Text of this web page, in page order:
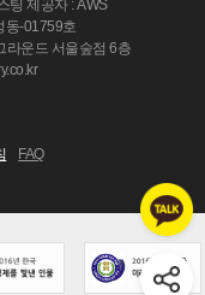
팅 제공자 : AWS
동-01759호
라운드 서울숲점 6층
FAQ